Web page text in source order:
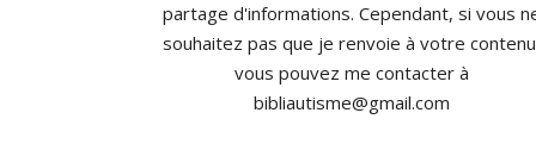
partage d'informations. Cependant, si vous
souhaitez pas que je renvoie à votre
vous pouvez me contacter à
bibliautisme@gmail.com